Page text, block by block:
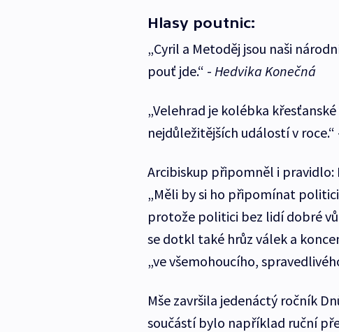
Hlasy poutnic:
„Cyril a Metoděj jsou naši
pouť jde.“ - Hedvika Konečná
„Velehrad je kolébka
nejdůležitějších událostí v roce.“
Arcibiskup připomněl i pravidlo:
„Měli by si ho připomínat
protože politici bez lidí dobré
se dotkl také hrůz válek a
„ve všemohoucího,
Mše završila jedenáctý ročník
součástí bylo například ruční